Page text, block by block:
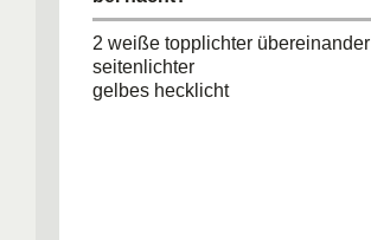
2 weiße topplichter übereinander
seitenlichter
gelbes hecklicht